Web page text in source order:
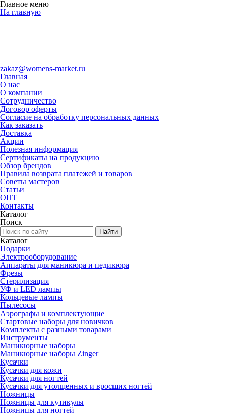
Главное меню
На главную
zakaz@womens-market.ru
Главная
О нас
О компании
Сотрудничество
Договор оферты
Согласие на обработку персональных данных
Как заказать
Доставка
Акции
Полезная информация
Сертификаты на продукцию
Обзор брендов
Правила возврата платежей и товаров
Советы мастеров
Статьи
ОПТ
Контакты
Каталог
Поиск
Каталог
Подарки
Электро­оборудование
Аппараты для маникюра и педикюра
Фрезы
Стерилизация
УФ и LED лампы
Кольцевые лампы
Пылесосы
Аэрографы и комплектующие
Стартовые наборы для новичков
Комплекты с разными товарами
Инструменты
Маникюрные наборы
Маникюрные наборы Zinger
Кусачки
Кусачки для кожи
Кусачки для ногтей
Кусачки для утолщенных и вросших ногтей
Ножницы
Ножницы для кутикулы
Ножницы для ногтей